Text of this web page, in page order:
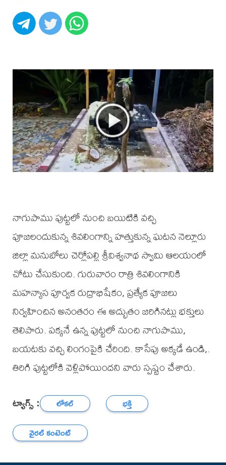
నాగుపాము పుట్టలో నుంచి బయిటికి వచ్చి
పూజలందుకున్న శివలింగాన్ని హత్తుకున్న ఘటన నెల్లూరు
జిల్లా మనుబోలు చెర్లోపల్లి శ్రీవిశ్వనాథ స్వామి ఆలయంలో
చోటు చేసుకుంది. గురువారం రాత్రి శివలింగానికి
మహన్యాస పూర్వక రుద్రాభిషేకం, ప్రత్యేక పూజలు
నిర్వహించిన అనంతరం ఈ అద్భుతం జరిగినట్లు భక్తులు
తెలిపారు. పక్కనే ఉన్న పుట్టలో నుంచి నాగుపాము,
బయటకు వచ్చి లింగంపైకి చేరింది. కాసేపు అక్కడే ఉండి,.
తిరిగి పుట్టలోకి వెళ్లిపోయిందని వారు స్పష్టం చేశారు.
ట్యాగ్స్ : లోకల్
భక్తి
వైరల్ కంటెంట్